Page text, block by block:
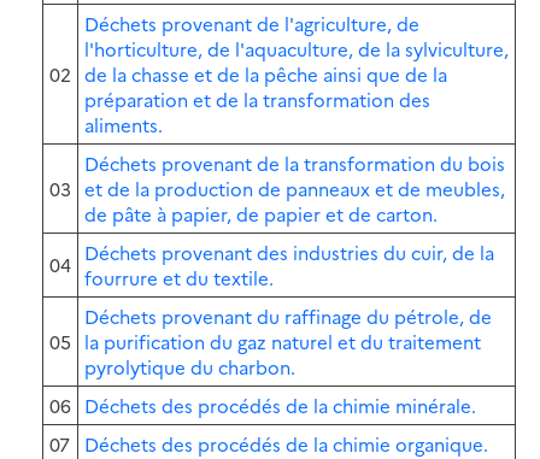
02
Déchets provenant de l'agriculture, de
l'horticulture, de l'aquaculture, de la sylviculture,
de la chasse et de la pêche ainsi que de la
préparation et de la transformation des
aliments.
03
Déchets provenant de la transformation du bois
et de la production de panneaux et de meubles,
de pâte à papier, de papier et de carton.
04 Déchets provenant des industries du cuir, de la
fourrure et du textile.
05
Déchets provenant du raffinage du pétrole, de
la purification du gaz naturel et du traitement
pyrolytique du charbon.
06 Déchets des procédés de la chimie minérale.
07
Déchets des procédés de la chimie organique.